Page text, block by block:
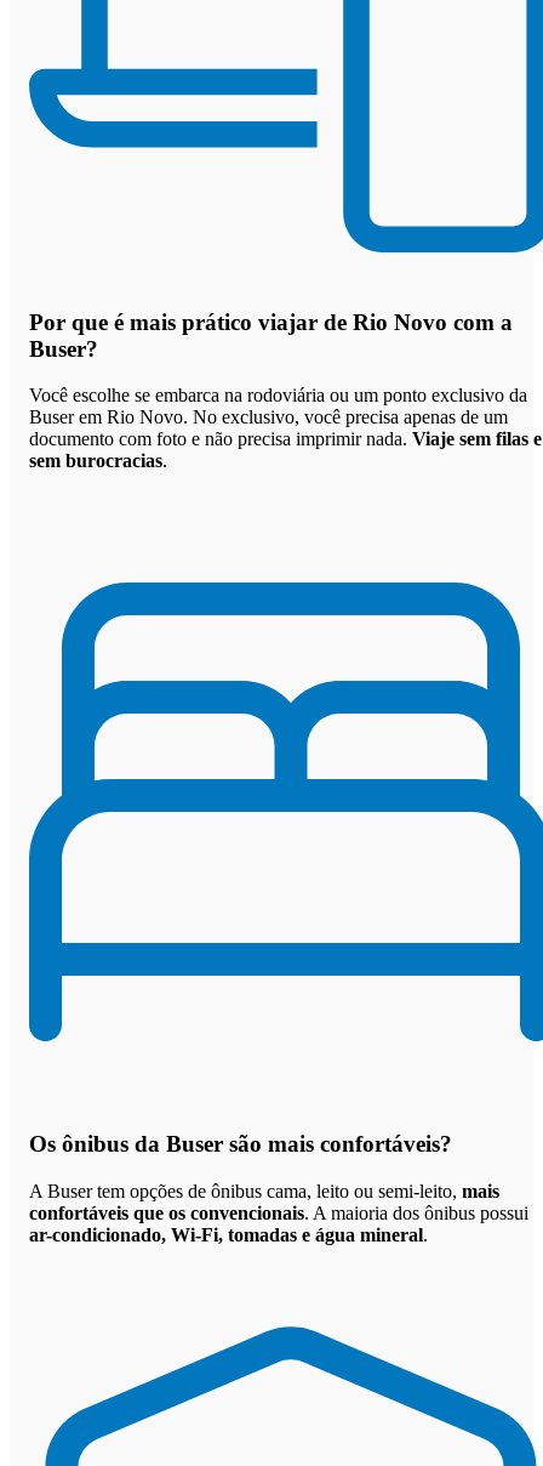
Por que é mais prático viajar de Rio Novo com a
Buser?
Você escolhe se embarca na rodoviária ou um ponto exclusivo da
Buser em Rio Novo. No exclusivo, você precisa apenas de um
documento com foto e não precisa imprimir nada. Viaje sem filas e
sem burocracias.
Os ônibus da Buser são mais confortáveis?
A Buser tem opções de ônibus cama, leito ou semi-leito, mais
confortáveis que os convencionais. A maioria dos ônibus possui
ar-condicionado, Wi-Fi, tomadas e água mineral.